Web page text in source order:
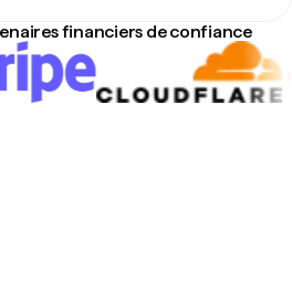
financiers de confiance